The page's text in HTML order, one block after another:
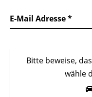
E-Mail Adresse
Bitte beweise,
wähle